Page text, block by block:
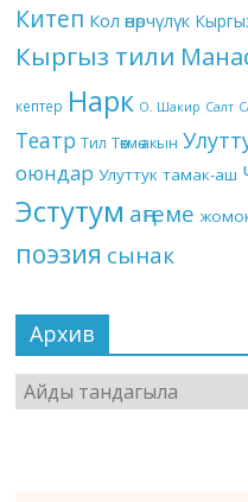
Китеп Кол өнөрчүлүк
Кыргыз тили
кептер Нарк О. Шакир Салт
Театр Тил Төкмө акын
оюндар Улуттук тамак-аш
Эстутум аңгеме
поэзия сынак
Архив
Архив